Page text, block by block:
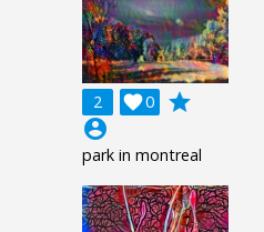
2 0

grade
account_circle
park in montreal